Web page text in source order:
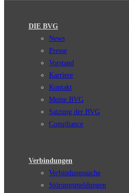
DIE BVG
News
Presse
Vorstand
Karriere
Kontakt
Meine BVG
Satzung der BVG
Compliance
Verbindungen
Verbindungssuche
Störungsmeldungen